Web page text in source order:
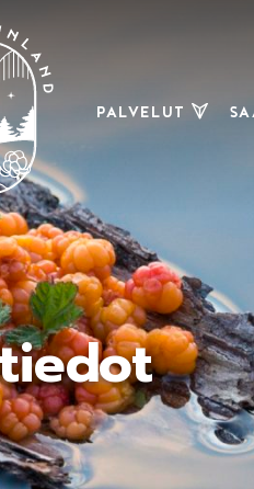
PALVELUT
& baarit
Muut
palvelut